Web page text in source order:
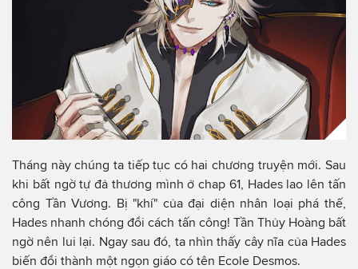
Tháng này chúng ta tiếp tục có hai chương truyện mới. Sau
khi bất ngờ tự đả thương mình ở chap 61, Hades lao lên tấn
công Tần Vương. Bị "khí" của đại diện nhân loại phá thế,
Hades nhanh chóng đổi cách tấn công! Tần Thủy Hoàng bất
ngờ nên lui lại. Ngay sau đó, ta nhìn thấy cây nĩa của Hades
biến đổi thành một ngọn giáo có tên Ecole Desmos.